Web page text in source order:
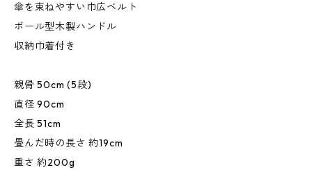
傘を束ねやすい巾広ベルト
ボール型木製ハンドル
収納巾着付き
親骨 50cm (5段)
直径 90cm
全長 51cm
畳んだ時の長さ 約19cm
重さ 約200g